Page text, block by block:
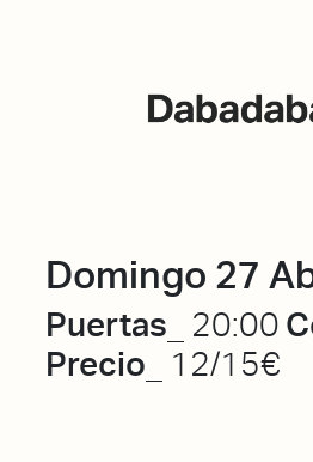
Domingo 27
Puertas_ 20:00
Precio_ 12/15€